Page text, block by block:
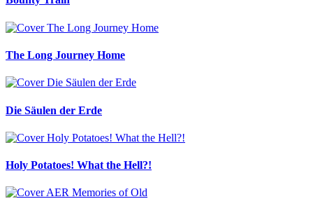
The Long Journey Home
Die Säulen der Erde
Holy Potatoes! What the Hell?!